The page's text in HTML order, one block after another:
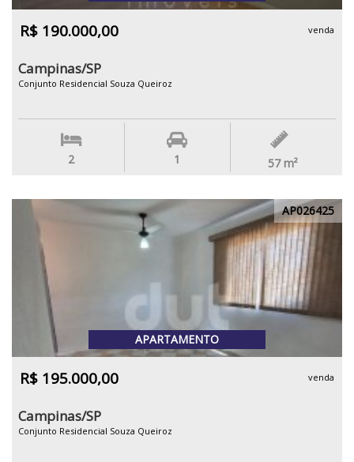
R$ 190.000,00 venda
Campinas/SP
Conjunto Residencial Souza Queiroz
2 1 57 m²
AP026425
APARTAMENTO
R$ 195.000,00 venda
Campinas/SP
Conjunto Residencial Souza Queiroz